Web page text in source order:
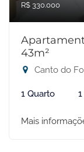
R$ 330.000
43m²
Canto do
1 Quarto
Mais